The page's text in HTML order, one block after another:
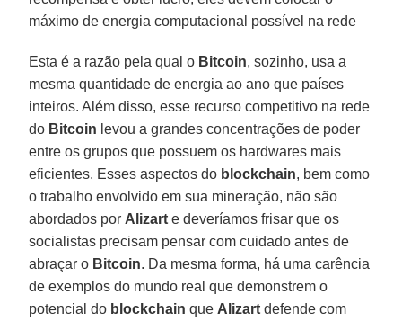
máximo de energia computacional possível na rede
Esta é a razão pela qual o Bitcoin, sozinho, usa a
mesma quantidade de energia ao ano que países
inteiros. Além disso, esse recurso competitivo na rede
do Bitcoin levou a grandes concentrações de poder
entre os grupos que possuem os hardwares mais
eficientes. Esses aspectos do blockchain, bem como
o trabalho envolvido em sua mineração, não são
abordados por Alizart e deveríamos frisar que os
socialistas precisam pensar com cuidado antes de
abraçar o Bitcoin. Da mesma forma, há uma carência
de exemplos do mundo real que demonstrem o
potencial do blockchain que Alizart defende com